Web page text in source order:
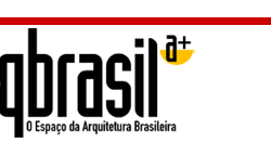
content